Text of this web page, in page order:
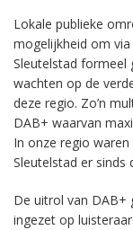
Lokale publieke
mogelijkheid om
Sleutelstad formeel
wachten op de
deze regio. Zo’n
DAB+ waarvan
In onze regio
Sleutelstad er sinds
De uitrol van DAB+
ingezet op